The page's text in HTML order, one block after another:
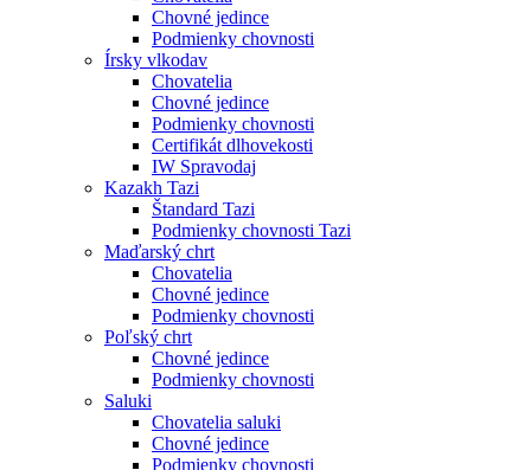
Chovné jedince
Podmienky chovnosti
Írsky vlkodav
Chovatelia
Chovné jedince
Podmienky chovnosti
Certifikát dlhovekosti
IW Spravodaj
Kazakh Tazi
Štandard Tazi
Podmienky chovnosti Tazi
Maďarský chrt
Chovatelia
Chovné jedince
Podmienky chovnosti
Poľský chrt
Chovné jedince
Podmienky chovnosti
Saluki
Chovatelia saluki
Chovné jedince
Podmienky chovnosti